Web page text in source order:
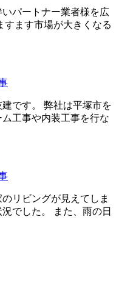
パートナー業者様を広
すます市場が大きくなる
です。 弊社は平塚市を
工事や内装工事を行な
リビングが見えてしま
でした。 また、雨の日